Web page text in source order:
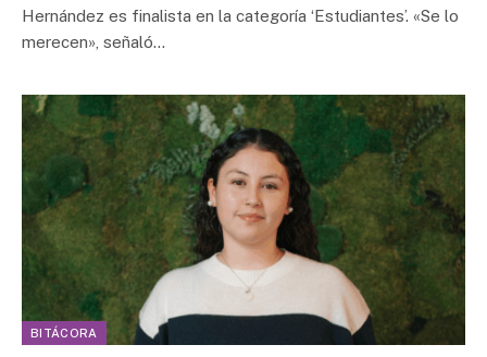
Hernández es finalista en la categoría ‘Estudiantes’. «Se lo
merecen», señaló…
BITÁCORA